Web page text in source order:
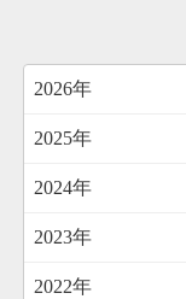
2026年
2025年
2024年
2023年
2022年